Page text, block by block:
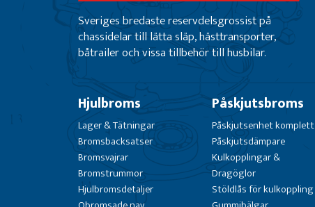
Sveriges bredaste reservdelsgrossist på
chassidelar till lätta släp, hästtransporter,
båtrailer och vissa tillbehör till husbilar.
Hjulbroms
Lager & Tätningar
Bromsbacksatser
Bromsvajrar
Bromstrummor
Hjulbromsdetaljer
Påskjutsbroms
Påskjutsenhet komplett
Påskjutsdämpare
Kulkopplingar &
Dragöglor
Stöldlås för kulkoppling